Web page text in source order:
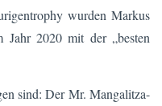
wurden Markus
der „besten